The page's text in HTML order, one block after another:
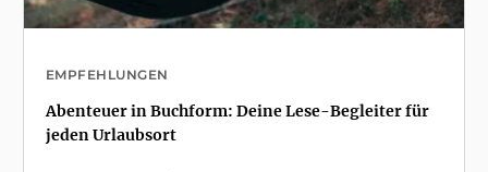
EMPFEHLUNGEN
Abenteuer in Buchform: Deine Lese-Begleiter für
jeden Urlaubsort